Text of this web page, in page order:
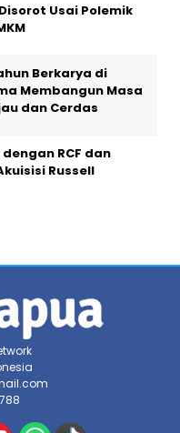
Usai Polemik
Berkarya di
Membangun Masa
dan Cerdas
RCF dan
Russell